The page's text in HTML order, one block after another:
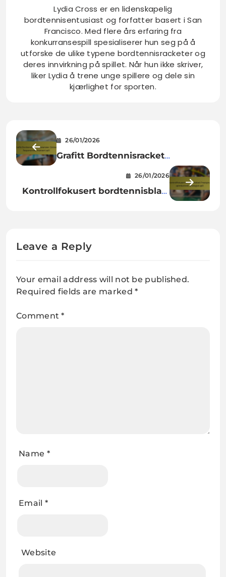
Lydia Cross er en lidenskapelig
bordtennisentusiast og forfatter basert i San
Francisco. Med flere års erfaring fra
konkurransespill spesialiserer hun seg på å
utforske de ulike typene bordtennisracketer og
deres innvirkning på spillet. Når hun ikke skriver,
liker Lydia å trene unge spillere og dele sin
kjærlighet for sporten.
26/01/2026
Grafitt Bordtennisracket
Materialer: Stivhet, Responsivitet,
26/01/2026
Kontrollfokusert bordtennisblad:
Leave a Reply
Your email address will not be published.
Required fields are marked*
Comment*
Name *
Email *
Website